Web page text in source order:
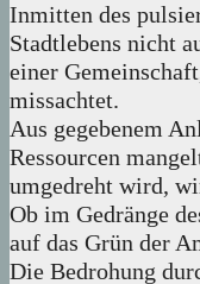
Inmitten des
Stadtlebens nicht
einer
missachtet.
Aus gegebenem
Ressourcen
umgedreht wird,
Ob im Gedränge
auf das Grün der
Die Bedrohung